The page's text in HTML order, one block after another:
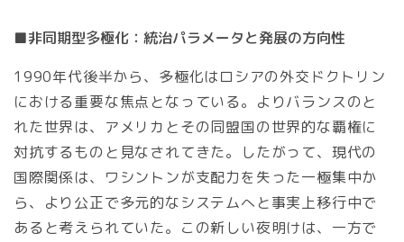
■非同期型多極化：統治パラメータと発展の方向性
1990年代後半から、多極化はロシアの外交ドクトリン
における重要な焦点となっている。よりバランスのと
れた世界は、アメリカとその同盟国の世界的な覇権に
対抗するものと見なされてきた。したがって、現代の
国際関係は、ワシントンが支配力を失った一極集中か
ら、より公正で多元的なシステムへと事実上移行中で
あると考えられていた。この新しい夜明けは、一方で